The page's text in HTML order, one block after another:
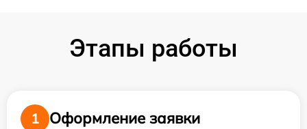
Этапы работы
1
Оформление заявки